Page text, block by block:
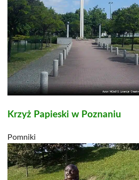
Krzyż Papieski w Poznaniu
Pomniki